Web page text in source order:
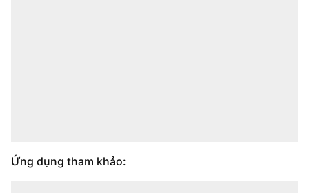
Ứng dụng tham khảo: